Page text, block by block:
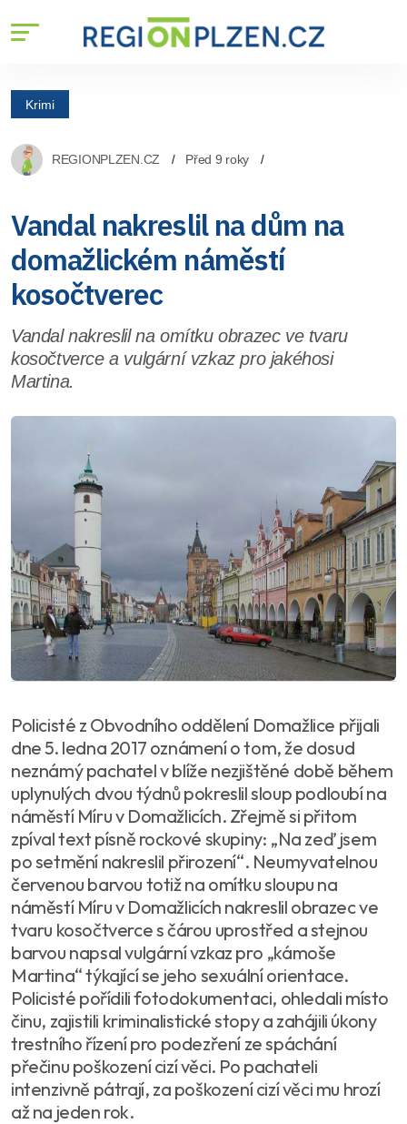
Krimi
REGIONPLZEN.CZ Před 9 roky
Vandal nakreslil na dům na
domažlickém náměstí
kosočtverec
Vandal nakreslil na omítku obrazec ve tvaru
kosočtverce a vulgární vzkaz pro jakéhosi
Martina.
Policisté z Obvodního oddělení Domažlice přijali
dne 5. ledna 2017 oznámení o tom, že dosud
neznámý pachatel v blíže nezjištěné době během
uplynulých dvou týdnů pokreslil sloup podloubí na
náměstí Míru v Domažlicích. Zřejmě si přitom
zpíval text písně rockové skupiny: „Na zeď jsem
po setmění nakreslil přirození“. Neumyvatelnou
červenou barvou totiž na omítku sloupu na
náměstí Míru v Domažlicích nakreslil obrazec ve
tvaru kosočtverce s čárou uprostřed a stejnou
barvou napsal vulgární vzkaz pro „kámoše
Martina“ týkající se jeho sexuální orientace.
Policisté pořídili fotodokumentaci, ohledali místo
činu, zajistili kriminalistické stopy a zahájili úkony
trestního řízení pro podezření ze spáchání
přečinu poškození cizí věci. Po pachateli
intenzivně pátrají, za poškození cizí věci mu hrozí
až na jeden rok.